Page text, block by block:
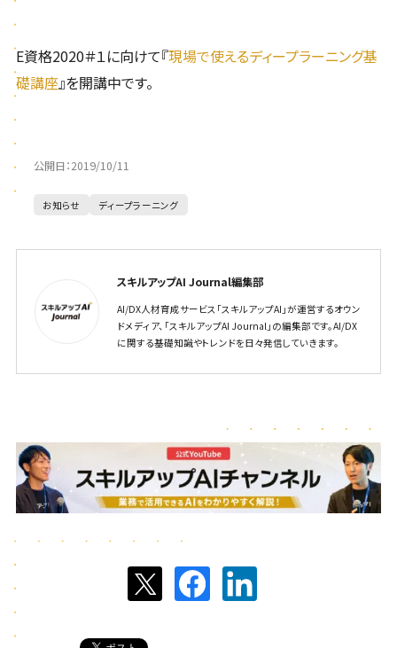
E資格2020＃１に向けて『現場で使えるディープラーニング基
礎講座』を開講中です。
公開日：2019/10/11
お知らせ ディープラーニング
スキルアップAI Journal編集部
AI/DX人材育成サービス「スキルアップAI」が運営するオウン
ドメディア、「スキルアップAI Journal」の編集部です。AI/DX
に関する基礎知識やトレンドを日々発信していきます。